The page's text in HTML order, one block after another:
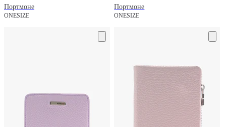
Портмоне
ONESIZE
Портмоне
ONESIZE